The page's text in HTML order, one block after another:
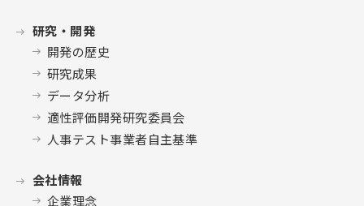
研究・開発
開発の歴史
研究成果
データ分析
適性評価開発研究委員会
人事テスト事業者自主基準
会社情報
企業理念